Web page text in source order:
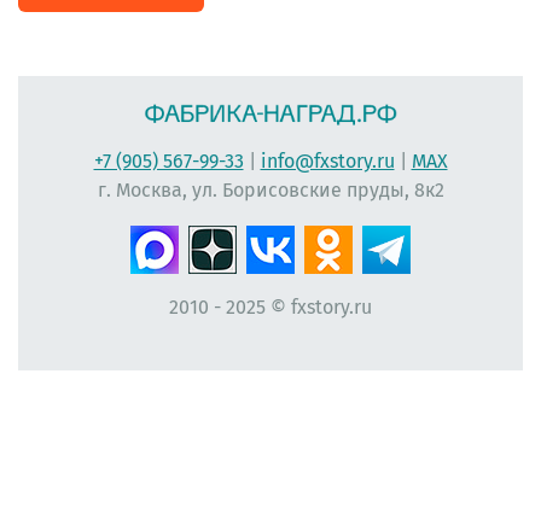
+7 (905) 567-99-33 info@fxstory.ru
MAX
г. Москва, ул. Борисовские пруды, 8к2
2010 - 2025 © fxstory.ru